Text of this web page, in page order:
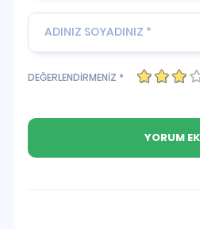
DEĞERLENDİRMENİZ *